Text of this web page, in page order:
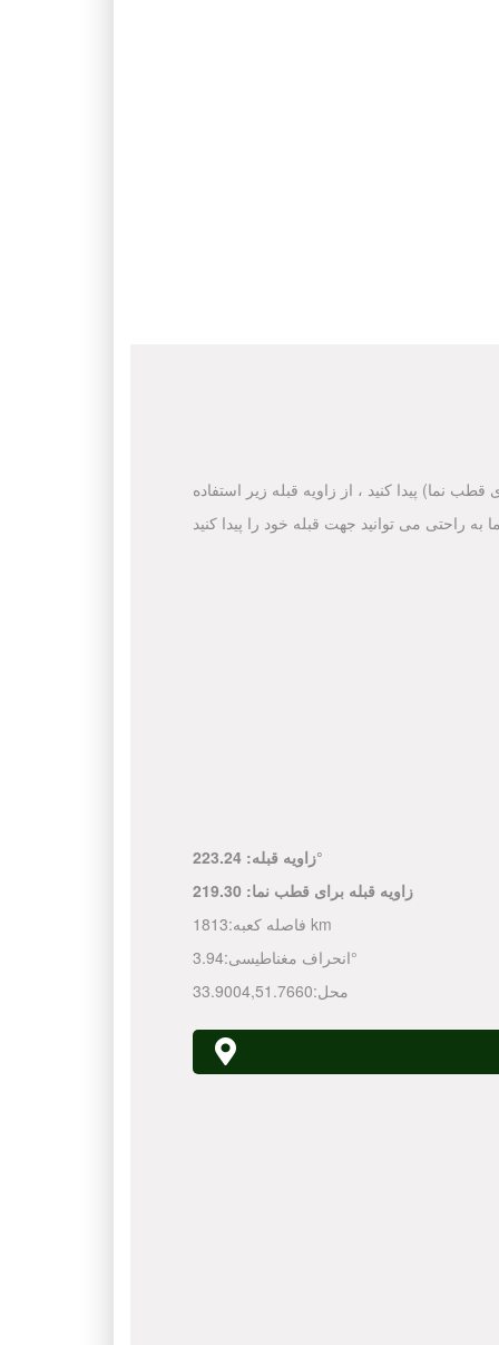
نما) پیدا کنید ، از زاویه قبله زیر استفاده
راحتی می توانید جهت قبله خود را پیدا کنید
زاویه قبله:223.24°
زاویه قبله برای قطب نما: 219.30
فاصله کعبه: 1813 km
انحراف مغناطیسی:3.94°
محل:
33.9004,51.7660